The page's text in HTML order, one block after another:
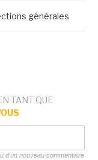
générales
TANT QUE
d'un nouveau commentaire